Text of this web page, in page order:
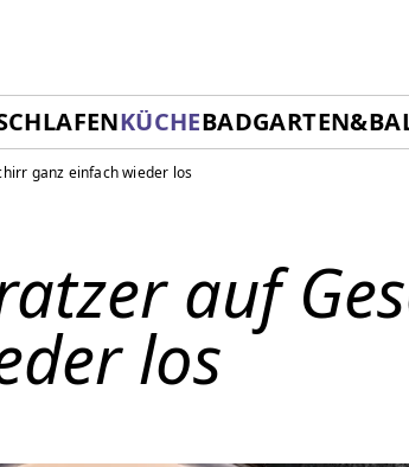
KÜCHEBAD
ganz einfach wieder los
auf
los